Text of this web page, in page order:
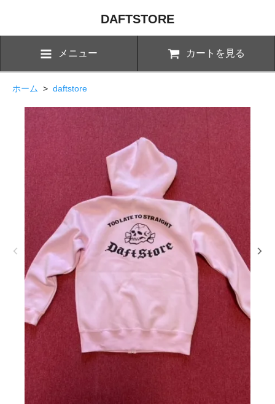
DAFTSTORE
メニュー カートを見る
ホーム > daftstore